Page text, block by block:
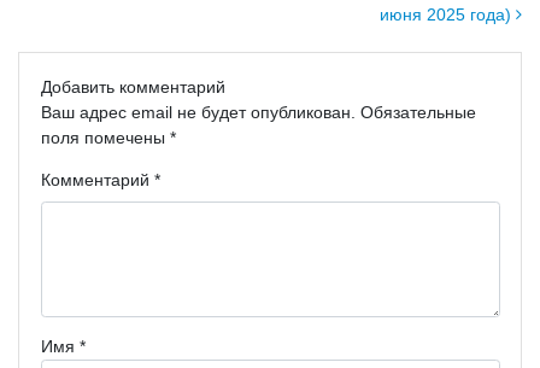
июня 2025 года)
Добавить комментарий
Ваш адрес email не будет опубликован. Обязательные
поля помечены *
Комментарий *
Имя *